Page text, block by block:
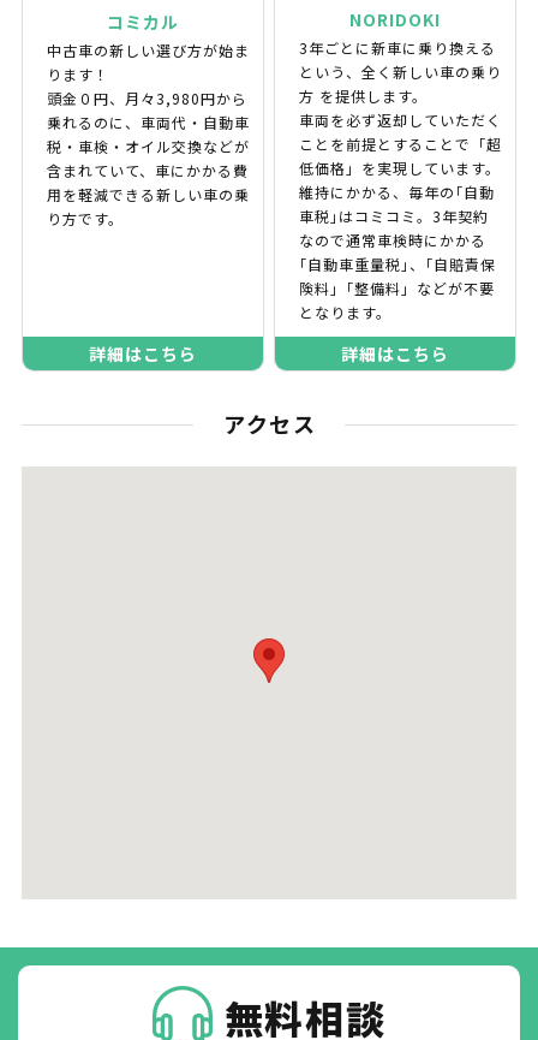
コミカル
中古車の新しい選び方が始ま
ります！
頭金０円、月々3,980円から
乗れるのに、車両代・自動車
税・車検・オイル交換などが
含まれていて、車にかかる費
用を軽減できる新しい車の乗
り方です。
詳細はこちら
NORIDOKI
3年ごとに新車に乗り換える
という、全く新しい車の乗り
方 を提供します。
車両を必ず返却していただく
ことを前提とすることで「超
低価格」を実現しています。
維持にかかる、毎年の｢自動
車税｣はコミコミ。3年契約
なので通常車検時にかかる
｢自動車重量税｣、｢自賠責保
険料｣「整備料」などが不要
となります。
詳細はこちら
アクセス
無料相談